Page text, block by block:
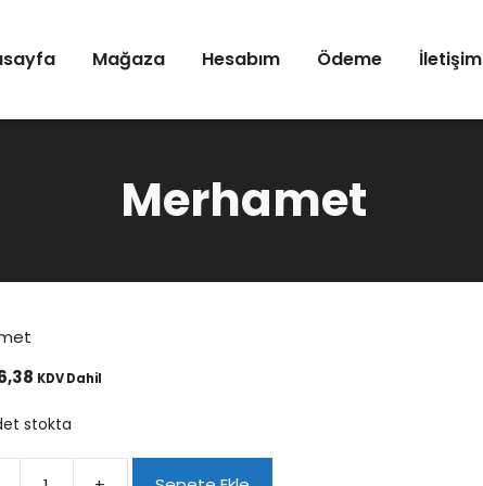
Mağaza Hesabım Ödeme İletişim
Merhamet
KDV Dahil
stokta